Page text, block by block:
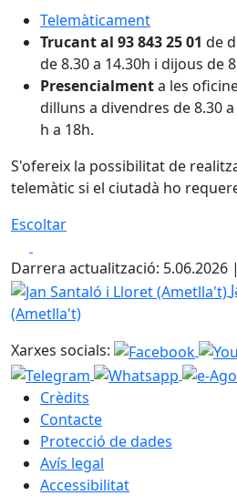
Telemàticament
Trucant al 93 843 25 01 de
de 8.30 a 14.30h i dijous de
Presencialmenta les
dilluns a divendres de 8.30
h a 18h.
S'ofereix la possibilitat de
telemàtic si el ciutadà ho
Escoltar
Darrera actualització: 5.06.2026
Jan Santaló i Lloret (Ametlla't)
(Ametlla't)
Xarxes socials:
Crèdits
Contacte
Protecció de dades
Avís legal
Accessibilitat